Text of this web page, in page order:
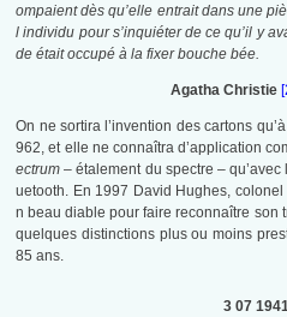
ompaient dès qu’elle entrait dans une
l individu pour s’inquiéter de ce qu’il y
de était occupé à la fixer bouche bée.
Agatha Christie
On ne sortira l’invention des cartons
962, et elle ne connaîtra d’application
ectrum – étalement du spectre –
uetooth. En 1997 David Hughes,
n beau diable pour faire reconnaître
quelques distinctions plus ou moins
85 ans.
3 07